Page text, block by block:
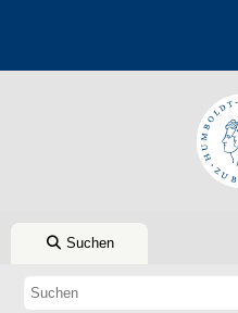
Suchen